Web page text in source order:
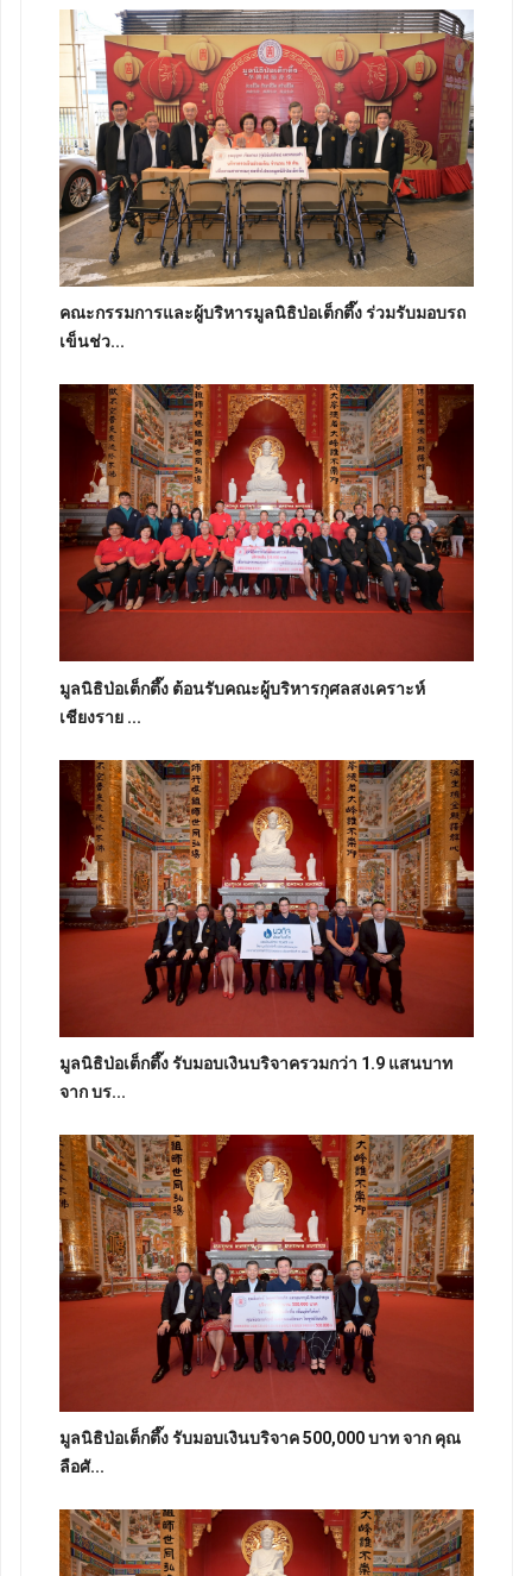
คณะกรรมการและผู้บริหารมูลนิธิป่อเต็กตึ๊ง ร่วมรับมอบรถ
เข็นช่ว...
มูลนิธิป่อเต็กตึ๊ง ต้อนรับคณะผู้บริหารกุศลสงเคราะห์
เชียงราย ...
มูลนิธิป่อเต็กตึ๊ง รับมอบเงินบริจาครวมกว่า 1.9 แสนบาท
จาก บร...
มูลนิธิป่อเต็กตึ๊ง รับมอบเงินบริจาค 500,000 บาท จาก คุณ
ลือศั...